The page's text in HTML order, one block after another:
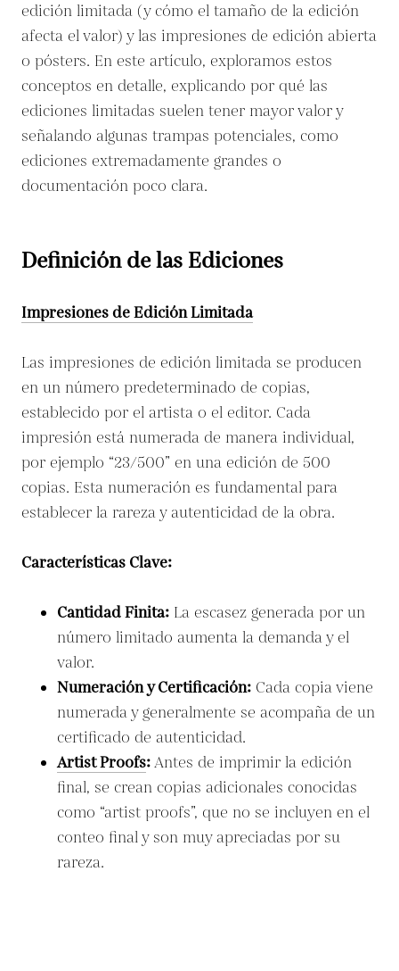
edición limitada (y cómo el tamaño de la edición
afecta el valor) y las impresiones de edición abierta
o pósters. En este artículo, exploramos estos
conceptos en detalle, explicando por qué las
ediciones limitadas suelen tener mayor valor y
señalando algunas trampas potenciales, como
ediciones extremadamente grandes o
documentación poco clara.
Definición de las Ediciones
Impresiones de Edición Limitada
Las impresiones de edición limitada se producen
en un número predeterminado de copias,
establecido por el artista o el editor. Cada
impresión está numerada de manera individual,
por ejemplo “23/500” en una edición de 500
copias. Esta numeración es fundamental para
establecer la rareza y autenticidad de la obra.
Características Clave:
Cantidad Finita: La escasez generada por un
número limitado aumenta la demanda y el
valor.
Numeración y Certificación: Cada copia viene
numerada y generalmente se acompaña de un
certificado de autenticidad.
Artist Proofs:Antes de imprimir la edición
final, se crean copias adicionales conocidas
como “artist proofs”, que no se incluyen en el
conteo final y son muy apreciadas por su
rareza.